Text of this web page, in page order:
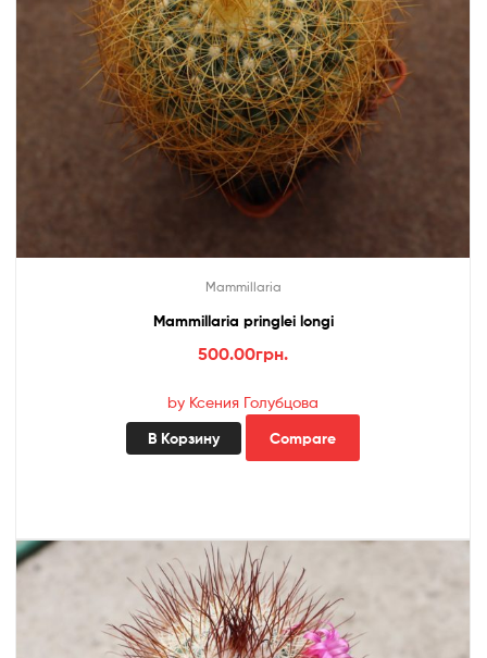
Mammillaria
Mammillaria pringlei longi
500.00грн.
by Ксения Голубцова
В Корзину Compare